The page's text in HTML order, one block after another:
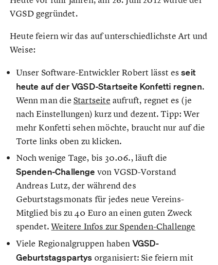
VGSD gegründet.
Heute feiern wir das auf unterschiedlichste Art und
Weise:
Unser Software-Entwickler Robert lässt esseit
heute auf der VGSD-Startseite Konfetti regnen.
Wenn man die Startseite aufruft, regnet es (je
nach Einstellungen) kurz und dezent. Tipp: Wer
mehr Konfetti sehen möchte, braucht nur auf die
Torte links oben zu klicken.
Noch wenige Tage, bis 30.06., läuft die
Spenden-Challenge von VGSD-Vorstand
Andreas Lutz, der während des
Geburtstagsmonats für jedes neue Vereins-
Mitglied bis zu 40 Euro an einen guten Zweck
spendet.Weitere Infos zur Spenden-Challenge
Viele Regionalgruppen haben VGSD-
Geburtstagspartys organisiert: Sie feiern mit